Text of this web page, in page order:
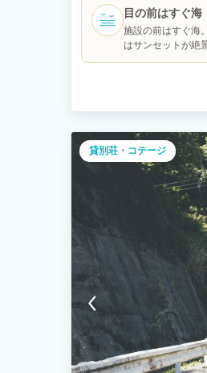
れたこの場所で非日常な時
リビングダイニングキッチ
でいただけます。 ２F 寝室
眺望できます。 ■■オプシ
は施設までご連絡下さい。
材、メニューについて、ご
ひとときをお過ごし下さい。
目の前はすぐ海
施設の前はすぐ海
はサンセットが絶
貸別荘・コテージ